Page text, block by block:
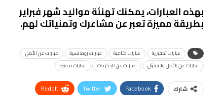
بهذه العبارات، يمكنك تهنئة مواليد شهر فبراير
بطريقة مميزة تعبر عن مشاعرك وتمنياتك لهم.
عبارات تحفيزية عبارات ختامية عبارات رومانسية
عبارات عن الأمل
عبارات عن الأمل والتفاؤل
عبارات عن الذكريات عبارات مميزة
شارك Facebook
Twitter
ReddIt